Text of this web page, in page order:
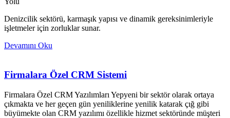
Denizcilik sektörü, karmaşık yapısı ve dinamik gereksinimleriyle
işletmeler için zorluklar sunar.
Devamını Oku
Firmalara Özel CRM Sistemi
Firmalara Özel CRM Yazılımları Yepyeni bir sektör olarak ortaya
çıkmakta ve her geçen gün yeniliklerine yenilik katarak çığ gibi
büyümekte olan CRM yazılımı özellikle hizmet sektöründe müşteri